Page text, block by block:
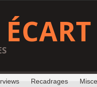
Recadrages